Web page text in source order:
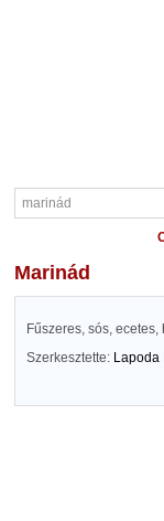
marinád
Fűszeres, sós,
Szerkesztette: Lapoda